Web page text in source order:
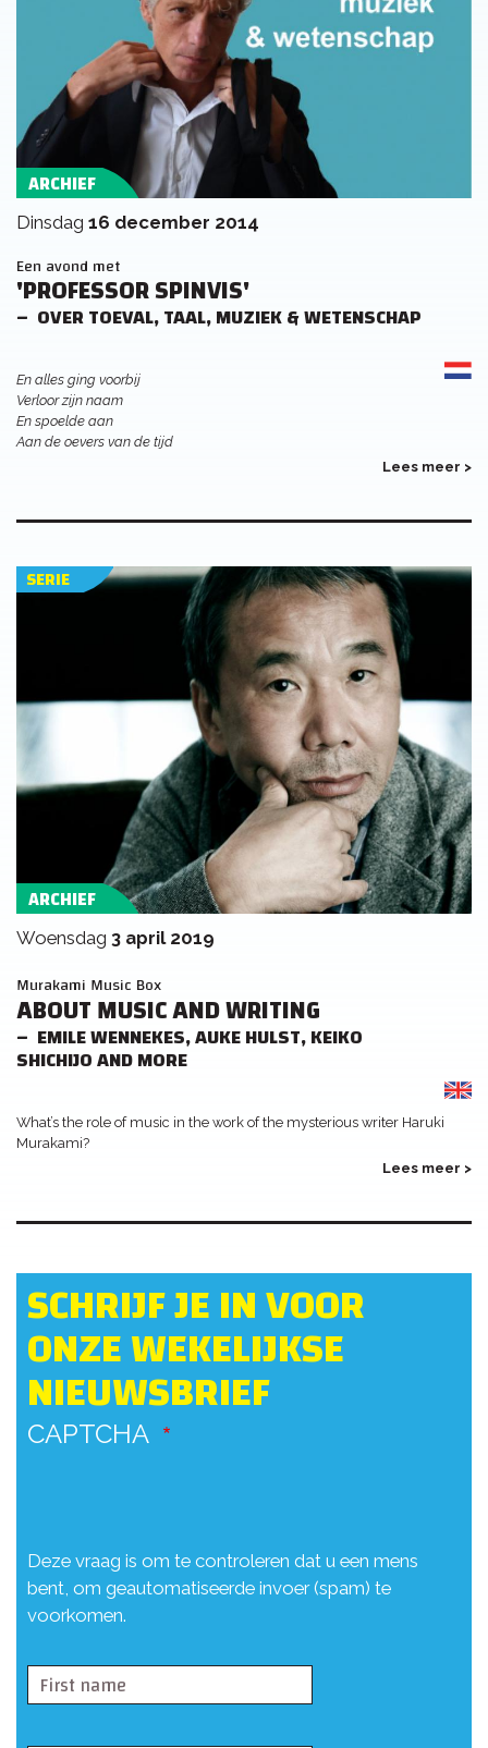
ARCHIEF
dinsdag 16 december 2014
Een avond met
'PROFESSOR SPINVIS'
OVER TOEVAL, TAAL, MUZIEK & WETENSCHAP
En alles ging voorbij
Verloor zijn naam
En spoelde aan
Aan de oevers van de tijd
Lees meer >
SERIE
ARCHIEF
woensdag 3 april 2019
Murakami Music Box
ABOUT MUSIC AND WRITING
EMILE WENNEKES, AUKE HULST, KEIKO
SHICHIJO AND MORE
What’s the role of music in the work of the mysterious writer Haruki
Murakami?
Lees meer >
SCHRIJF JE IN VOOR
ONZE WEKELIJKSE
NIEUWSBRIEF
CAPTCHA
Deze vraag is om te controleren dat u een mens
bent, om geautomatiseerde invoer (spam) te
voorkomen.